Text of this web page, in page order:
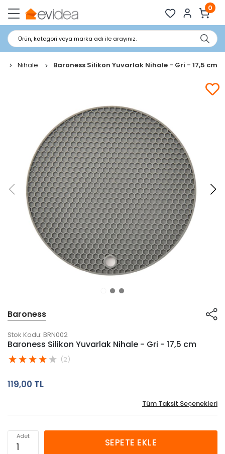
0
Ürün, kategori veya marka adı ile arayınız.
Nihale Baroness Silikon Yuvarlak Nihale - Gri - 17,5 cm
Baroness
Stok Kodu: BRN002
Baroness Silikon Yuvarlak Nihale - Gri - 17,5 cm
(2)
119,00 TL
Tüm Taksit Seçenekleri
Adet
SEPETE EKLE